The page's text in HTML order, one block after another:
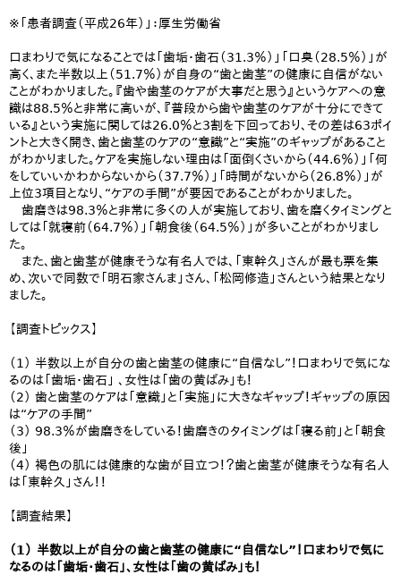
※「患者調査（平成26年）」：厚生労働省
口まわりで気になることでは「歯垢・歯石（31.3％）」「口臭（28.5％）」が
高く、また半数以上（51.7％）が自身の“歯と歯茎”の健康に自信がない
ことがわかりました。『歯や歯茎のケアが大事だと思う』というケアへの意
識は88.5％と非常に高いが、『普段から歯や歯茎のケアが十分にできて
いる』という実施に関しては26.0％と3割を下回っており、その差は63ポイ
ントと大きく開き、歯と歯茎のケアの“意識”と“実施”のギャップがあること
がわかりました。ケアを実施しない理由は「面倒くさいから（44.6％）」「何
をしていいかわからないから（37.7％）」「時間がないから（26.8％）」が
上位3項目となり、“ケアの手間”が要因であることがわかりました。
歯磨きは98.3％と非常に多くの人が実施しており、歯を磨くタイミングと
しては「就寝前（64.7％）」「朝食後（64.5％）」が多いことがわかりまし
た。
また、歯と歯茎が健康そうな有名人では、「東幹久」さんが最も票を集
め、次いで同数で「明石家さんま」さん、「松岡修造」さんという結果となり
ました。
【調査トピックス】
（1） 半数以上が自分の歯と歯茎の健康に“自信なし”！口まわりで気にな
るのは「歯垢・歯石」 、女性は「歯の黄ばみ」も！
（2） 歯と歯茎のケアは「意識」と「実施」に大きなギャップ！ギャップの原因
は“ケアの手間”
（3） 98.3％が歯磨きをしている！歯磨きのタイミングは「寝る前」と「朝食
後」
（4） 褐色の肌には健康的な歯が目立つ！？歯と歯茎が健康そうな有名人
は「東幹久」さん！！
【調査結果】
（1） 半数以上が自分の歯と歯茎の健康に“自信なし”！口まわりで気に
なるのは「歯垢・歯石」、女性は「歯の黄ばみ」も！